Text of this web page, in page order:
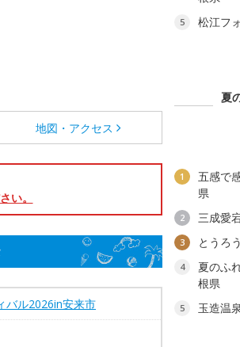
地図・アクセス
い。
バル2026in安来市
5
松江フ
夏
1
五感で
県
2 三成愛
3 とうろ
4
夏のふ
根県
5
玉造温